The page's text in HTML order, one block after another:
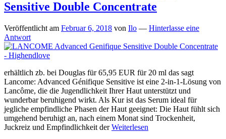
Sensitive Double Concentrate
Veröffentlicht am Februar 6, 2018 von Ilo — Hinterlasse eine
Antwort
erhältlich zb. bei Douglas für 65,95 EUR für 20 ml das sagt
Lancome: Advanced Génifique Sensitive ist eine 2-in-1-Lösung von
Lancôme, die die Jugendlichkeit Ihrer Haut unterstützt und
wunderbar beruhigend wirkt. Als Kur ist das Serum ideal für
jegliche empfindliche Phasen der Haut geeignet: Die Haut fühlt sich
umgehend beruhigt an, nach einem Monat sind Trockenheit,
Juckreiz und Empfindlichkeit derWeiterlesen